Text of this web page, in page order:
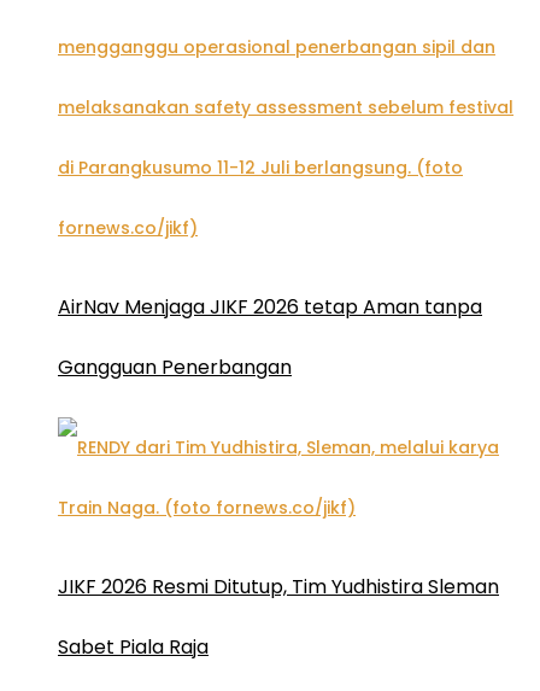
AirNav Menjaga JIKF 2026 tetap Aman tanpa
Gangguan Penerbangan
JIKF 2026 Resmi Ditutup, Tim Yudhistira Sleman
Sabet Piala Raja